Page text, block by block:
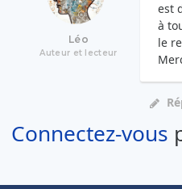
Léo
Auteur et lecteur
est
à
le
Connectez-vous